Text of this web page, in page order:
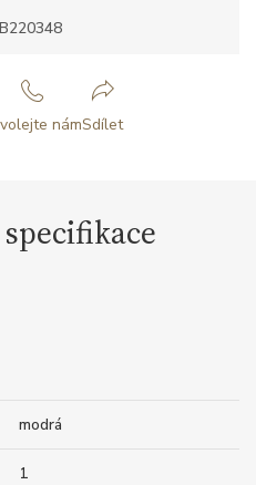
námSdílet
modrá
1